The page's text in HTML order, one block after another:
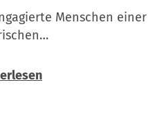
Menschen einer